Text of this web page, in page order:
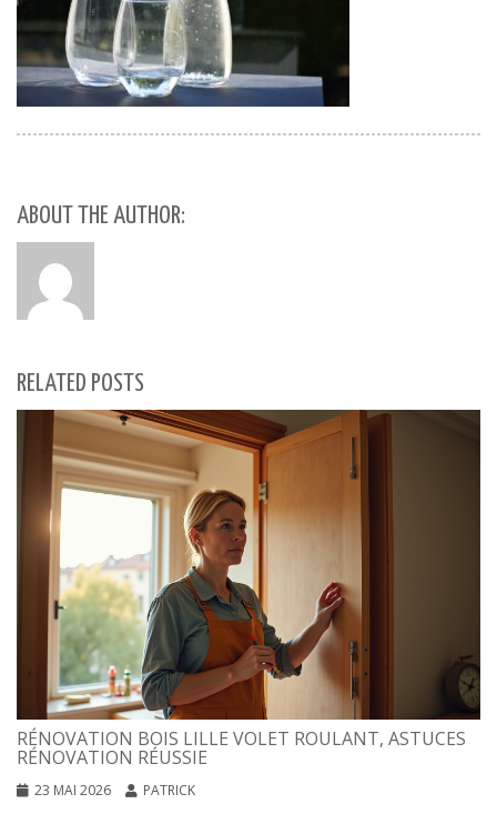
ABOUT THE AUTHOR:
RELATED POSTS
RÉNOVATION BOIS LILLE VOLET ROULANT, ASTUCES
RÉNOVATION RÉUSSIE
23 MAI 2026 PATRICK